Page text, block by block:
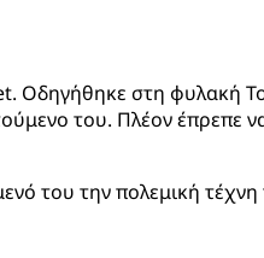
Οδηγήθηκε στη φυλακή
του. Πλέον έπρεπε να
του την πολεμική